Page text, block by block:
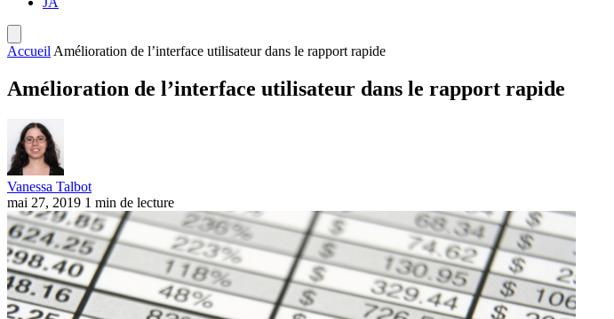
Accueil Amélioration de l’interface utilisateur dans le rapport rapide
Amélioration de l’interface utilisateur dans le rapport rapide
Vanessa Talbot
mai 27, 2019 1 min de lecture